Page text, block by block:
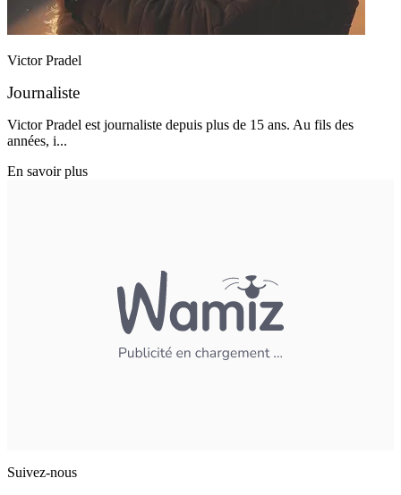
Victor Pradel
Journaliste
Victor Pradel est journaliste depuis plus de 15 ans. Au fils des
années, i...
En savoir plus
Suivez-nous